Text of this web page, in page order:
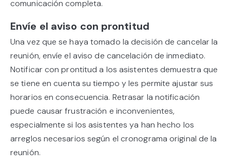
comunicación completa.
Envíe el aviso con prontitud
Una vez que se haya tomado la decisión de cancelar la
reunión, envíe el aviso de cancelación de inmediato.
Notificar con prontitud a los asistentes demuestra que
se tiene en cuenta su tiempo y les permite ajustar sus
horarios en consecuencia. Retrasar la notificación
puede causar frustración e inconvenientes,
especialmente si los asistentes ya han hecho los
arreglos necesarios según el cronograma original de la
reunión.